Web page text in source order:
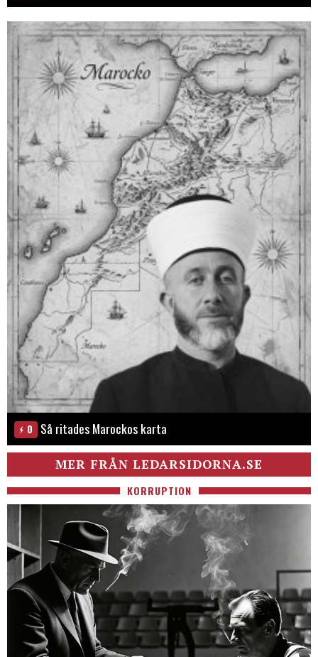
0 Så ritades Marockos karta
MER FRÅN LEDARSIDORNA.SE
KORRUPTION